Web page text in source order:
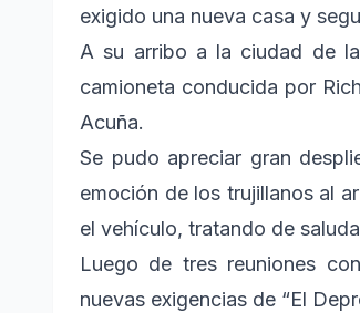
exigido una nueva casa y
A su arribo a la ciudad de
camioneta conducida por
Acuña.
Se pudo apreciar gran
emoción de los trujillanos al
el vehículo, tratando de
Luego de tres reuniones
nuevas exigencias de “El